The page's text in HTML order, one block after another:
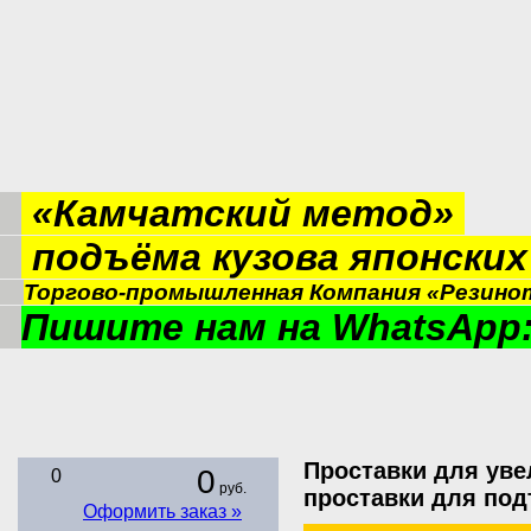
«Камчатский метод»
подъёма кузова
Торгово-промышленная Компания
Пишите нам на
0 0 руб.
Оформить заказ »
Проставки для
проставки для